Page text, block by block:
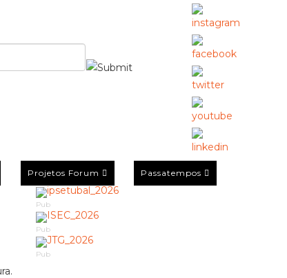
Projetos Forum Passatempos
Pub
Pub
Pub